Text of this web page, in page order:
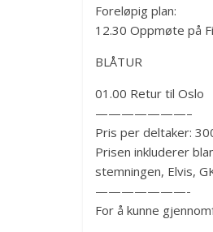
Foreløpig plan:
12.30 Oppmøte på
BLÅTUR
01.00 Retur til Oslo
———————–
Pris per deltaker:
Prisen inkluderer
stemningen, Elvis,
———————-
For å kunne